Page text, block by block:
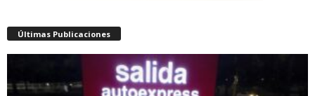
Últimas Publicaciones